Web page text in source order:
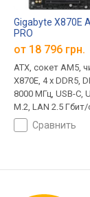
Gigabyte X870E
PRO
от 18 796 грн.
ATX, сокет AM5,
X870E, 4 x DDR5,
8000 МГц, USB-C,
M.2, LAN 2.5 Гбит/
охлаждение M.2
сравнить